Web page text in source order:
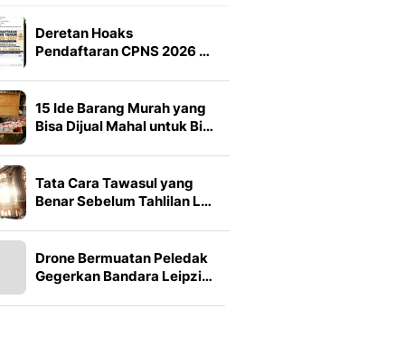
Deretan Hoaks
Pendaftaran CPNS 2026 …
15 Ide Barang Murah yang
Bisa Dijual Mahal untuk Bi…
Tata Cara Tawasul yang
Benar Sebelum Tahlilan L…
Drone Bermuatan Peledak
Gegerkan Bandara Leipzi…